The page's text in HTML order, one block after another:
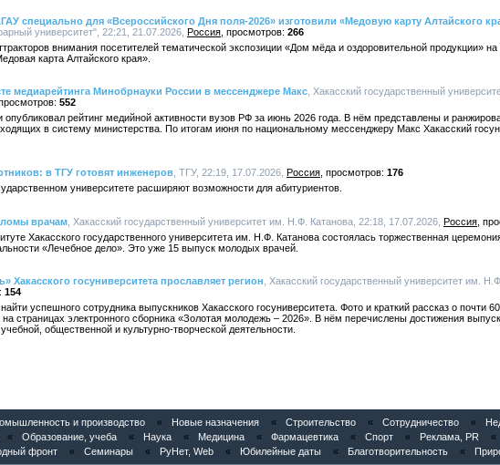
специально для «Всероссийского Дня поля-2026» изготовили «Медовую карту Алтайского
университет", 22:21, 21.07.2026, Россия
266
внимания посетителей тематической экспозиции «Дом мёда и оздоровительной продукции»
карта Алтайского края».
медиарейтинга Минобрнауки России в мессенджере Макс , Хакасский государственный
552
опубликовал рейтинг медийной активности вузов РФ за июнь 2026 года. В нём представлены и
в систему министерства. По итогам июня по национальному мессенджеру Макс Хакасский
в ТГУ готовят инженеров , ТГУ, 22:19, 17.07.2026, Россия
176
университете расширяют возможности для абитуриентов.
врачам , Хакасский государственный университет им. Н.Ф. Катанова, 22:18, 17.07.2026, Россия
Хакасского государственного университета им. Н.Ф. Катанова состоялась торжественная
«Лечебное дело». Это уже 15 выпуск молодых врачей.
Хакасского госуниверситета прославляет регион , Хакасский государственный университет им.
154
успешного сотрудника выпускников Хакасского госуниверситета. Фото и краткий рассказ о почти
страницах электронного сборника «Золотая молодежь – 2026». В нём перечислены достижения
общественной и культурно-творческой деятельности.
и производство « Новые назначения « Строительство « Сотрудничество «
« Образование, учеба « Наука « Медицина « Фармацевтика « Спорт « Реклама, PR «
фронт « Семинары « РуНет, Web « Юбилейные даты « Благотворительность «